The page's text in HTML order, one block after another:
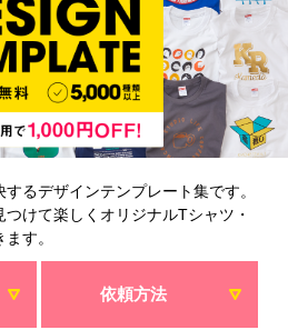
るデザインテンプレート集です。
けて楽しくオリジナルTシャツ・
す。
依頼方法